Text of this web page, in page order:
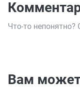
Что-то непонятно?
Вам